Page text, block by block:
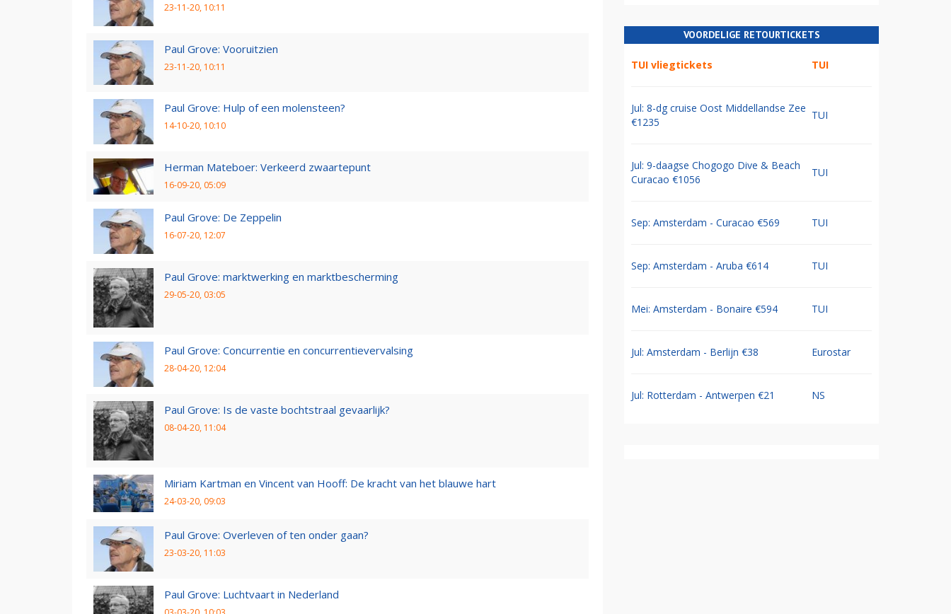
23-11-20, 10:11
Paul Grove: Vooruitzien
23-11-20, 10:11
Paul Grove: Hulp of een molensteen?
14-10-20, 10:10
Herman Mateboer: Verkeerd zwaartepunt
16-09-20, 05:09
Paul Grove: De Zeppelin
16-07-20, 12:07
Paul Grove: marktwerking en marktbescherming
29-05-20, 03:05
Paul Grove: Concurrentie en concurrentievervalsing
28-04-20, 12:04
Paul Grove: Is de vaste bochtstraal gevaarlijk?
08-04-20, 11:04
Miriam Kartman en Vincent van Hooff: De kracht van het blauwe hart
24-03-20, 09:03
Paul Grove: Overleven of ten onder gaan?
23-03-20, 11:03
Paul Grove: Luchtvaart in Nederland
VOORDELIGE RETOURTICKETS
TUI vliegtickets TUI
Jul: 8-dg cruise Oost Middellandse Zee
€1235
TUI
Jul: 9-daagse Chogogo Dive & Beach
Curacao €1056
TUI
Sep: Amsterdam - Curacao €569 TUI
Sep: Amsterdam - Aruba €614 TUI
Mei: Amsterdam - Bonaire €594 TUI
Jul: Amsterdam - Berlijn €38 Eurostar
Jul: Rotterdam - Antwerpen €21 NS